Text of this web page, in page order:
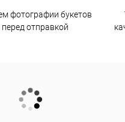
фотографии букетов
перед отправкой